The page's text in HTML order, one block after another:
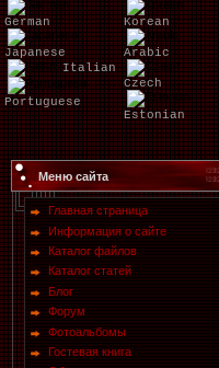
German
Japanese
Italian
Portuguese
Korean
Arabic
Czech
Estonian
Меню сайта
Главная страница
Информация о сайте
Каталог файлов
Каталог статей
Блог
Форум
Фотоальбомы
Гостевая книга